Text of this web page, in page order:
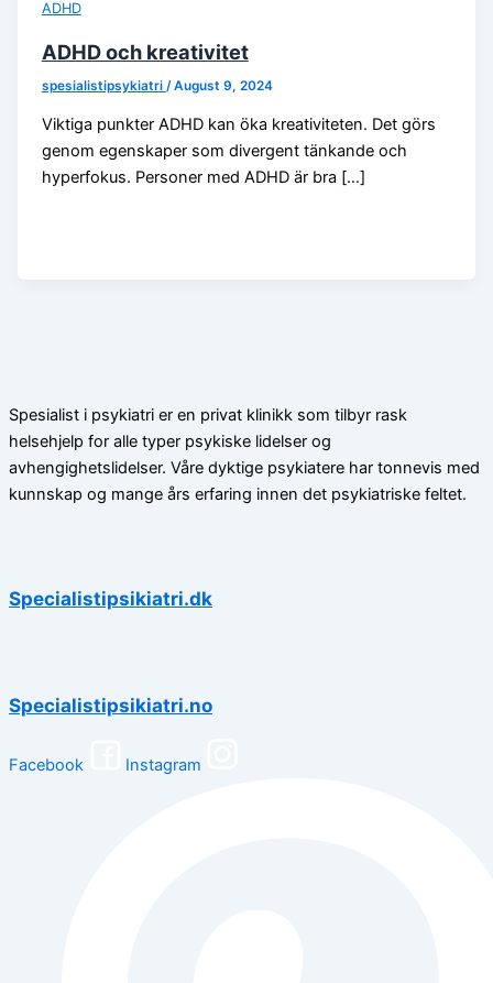
ADHD
ADHD och kreativitet
spesialistipsykiatri /August 9, 2024
Viktiga punkter ADHD kan öka kreativiteten. Det görs
genom egenskaper som divergent tänkande och
hyperfokus. Personer med ADHD är bra […]
Spesialist i psykiatri er en privat klinikk som tilbyr rask
helsehjelp for alle typer psykiske lidelser og
avhengighetslidelser. Våre dyktige psykiatere har tonnevis med
kunnskap og mange års erfaring innen det psykiatriske feltet.
Specialistipsikiatri.dk
Specialistipsikiatri.no
Facebook Instagram